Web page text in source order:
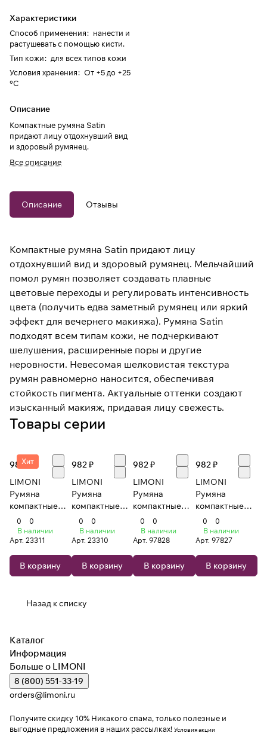
Характеристики
Способ применения: нанести и
растушевать с помощью кисти.
Тип кожи: для всех типов кожи
Условия хранения: От +5 до +25
°C
Описание
Компактные румяна Satin
придают лицу отдохнувший вид
и здоровый румянец.
Все описание
Описание Отзывы
Компактные румяна Satin придают лицу
отдохнувший вид и здоровый румянец. Мельчайший
помол румян позволяет создавать плавные
цветовые переходы и регулировать интенсивность
цвета (получить едва заметный румянец или яркий
эффект для вечернего макияжа). Румяна Satin
подходят всем типам кожи, не подчеркивают
шелушения, расширенные поры и другие
неровности. Невесомая шелковистая текстура
румян равномерно наносится, обеспечивая
стойкость пигмента. Актуальные оттенки создают
изысканный макияж, придавая лицу свежесть.
Товары серии
Хит
982 ₽
LIMONI
Румяна
компактные
0
0
В наличии
Арт. 23311
В корзину
982 ₽
LIMONI
Румяна
компактные
0
0
В наличии
Арт. 23310
В корзину
982 ₽
LIMONI
Румяна
компактные
0
0
В наличии
Арт.97828
В корзину
982 ₽
LIMONI
Румяна
компактные
0
0
В наличии
Арт. 97827
В корзину
Назад к списку
Каталог
Информация
Больше о LIMONI
8 (800) 551-33-19
orders@limoni.ru
Получите скидку 10% Никакого спама, только полезные и
выгодные предложения в наших рассылках! Условия акции